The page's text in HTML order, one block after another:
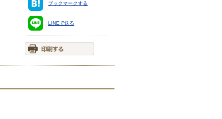
ブックマークする
LINEで送る